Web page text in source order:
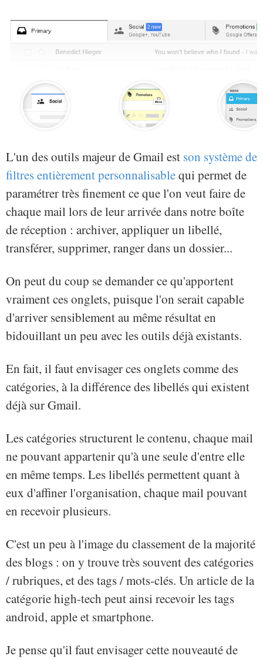
L'un des outils majeur de Gmail est son système de
filtres entièrement personnalisablequi permet de
paramétrer très finement ce que l'on veut faire de
chaque mail lors de leur arrivée dans notre boîte
de réception : archiver, appliquer un libellé,
transférer, supprimer, ranger dans un dossier...
On peut du coup se demander ce qu'apportent
vraiment ces onglets, puisque l'on serait capable
d'arriver sensiblement au même résultat en
bidouillant un peu avec les outils déjà existants.
En fait, il faut envisager ces onglets comme des
catégories, à la différence des libellés qui existent
déjà sur Gmail.
Les catégories structurent le contenu, chaque mail
ne pouvant appartenir qu'à une seule d'entre elle
en même temps. Les libellés permettent quant à
eux d'affiner l'organisation, chaque mail pouvant
en recevoir plusieurs.
C'est un peu à l'image du classement de la majorité
des blogs : on y trouve très souvent des catégories
/ rubriques, et des tags / mots-clés. Un article de la
catégorie high-tech peut ainsi recevoir les tags
android, apple et smartphone.
Je pense qu'il faut envisager cette nouveauté de